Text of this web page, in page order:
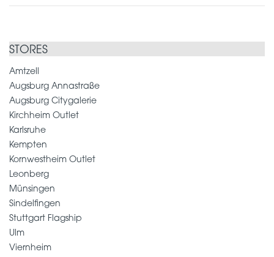
STORES
Amtzell
Augsburg Annastraße
Augsburg Citygalerie
Kirchheim Outlet
Karlsruhe
Kempten
Kornwestheim Outlet
Leonberg
Münsingen
Sindelfingen
Stuttgart Flagship
Ulm
Viernheim